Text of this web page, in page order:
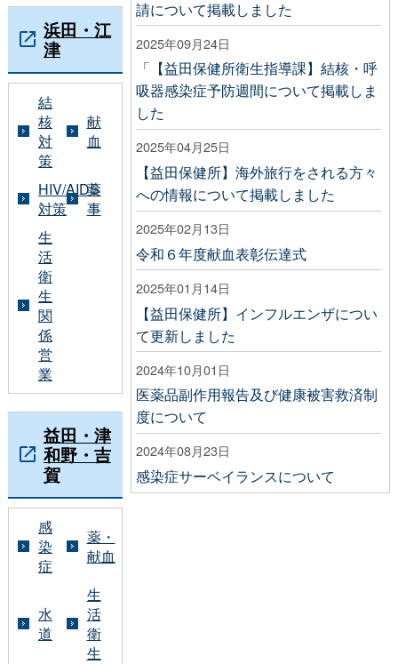
請について掲載しました
2025年09月24日
「【益田保健所衛生指導課】結核・呼
吸器感染症予防週間について掲載しま
した
2025年04月25日
【益田保健所】海外旅行をされる方々
への情報について掲載しました
2025年02月13日
令和６年度献血表彰伝達式
2025年01月14日
【益田保健所】インフルエンザについ
て更新しました
2024年10月01日
医薬品副作用報告及び健康被害救済制
度について
2024年08月23日
感染症サーベイランスについて
浜田・江
津
結
核
対
策
献
血
HIV/AIDS
対策
薬
事
生
活
衛
生
関
係
営
業
益田・津
和野・吉
賀
感
染
症
薬・
献血
水
道
生
活
衛
生